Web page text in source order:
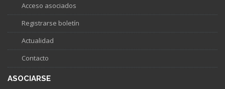
Acceso asociados
Registrarse boletín
Actualidad
Contacto
ASOCIARSE